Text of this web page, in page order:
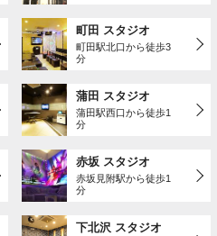
町田 スタジオ
町田駅北口から徒歩3
分
蒲田 スタジオ
蒲田駅西口から徒歩1
分
赤坂 スタジオ
赤坂見附駅から徒歩1
分
下北沢 スタジオ